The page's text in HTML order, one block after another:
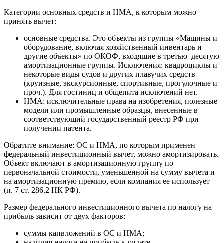
Категории основных средств и НМА, к которым можно
принять вычет:
основные средства. Это объекты из группы «Машины и
оборудование, включая хозяйственный инвентарь и
другие объекты» по ОКОФ, входящие в третью–десятую
амортизационные группы. Исключения: квадроциклы и
некоторые виды судов и других плавучих средств
(круизные, экскурсионные, спортивные, прогулочные и
проч.). Для гостиниц и общепита исключений нет.
НМА: исключительные права на изобретения, полезные
модели или промышленные образцы, внесенные в
соответствующий государственный реестр РФ при
получении патента.
Обратите внимание: ОС и НМА, по которым применен
федеральный инвестиционный вычет, можно амортизировать.
Объект включают в амортизационную группу по
первоначальной стоимости, уменьшенной на сумму вычета и
на амортизационную премию, если компания ее использует
(п. 7 ст. 286.2 НК РФ).
Размер федерального инвестиционного вычета по налогу на
прибыль зависит от двух факторов:
суммы капвложений в ОС и НМА;